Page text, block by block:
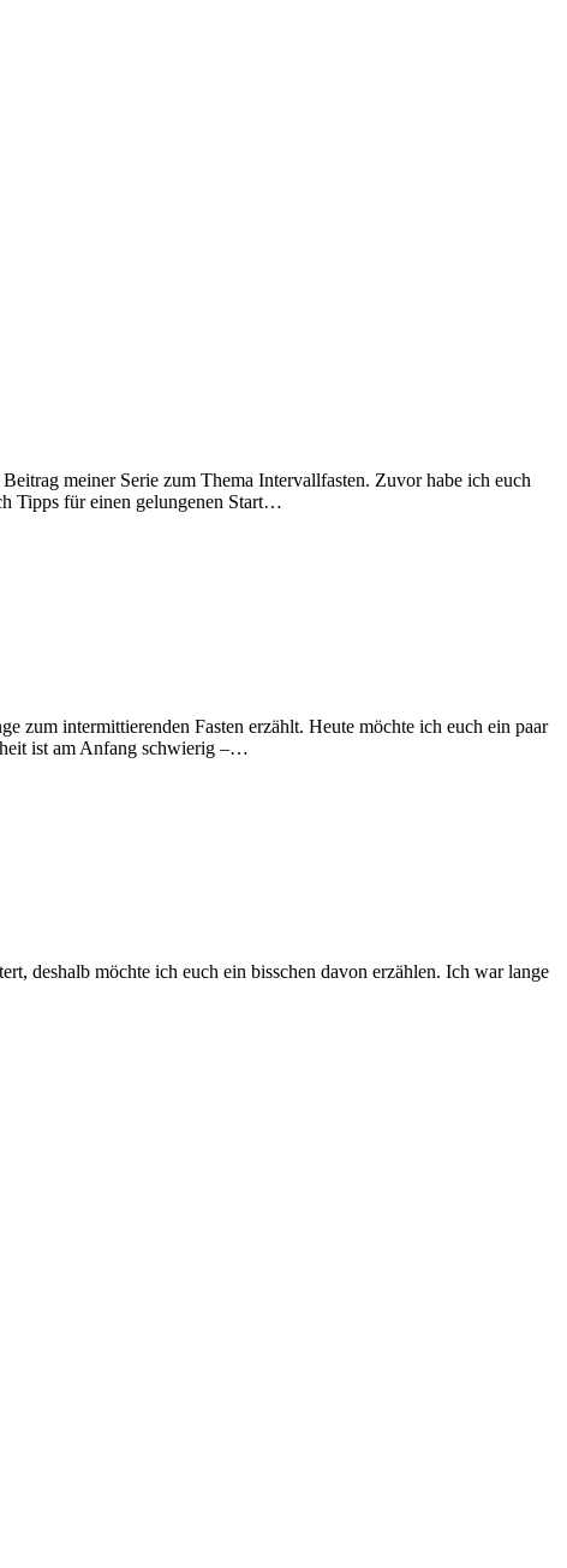
meiner Serie zum Thema Intervallfasten. Zuvor habe ich euch
Tipps für einen gelungenen Start…
zum intermittierenden Fasten erzählt. Heute möchte ich euch ein paar
ist am Anfang schwierig –…
deshalb möchte ich euch ein bisschen davon erzählen. Ich war lange